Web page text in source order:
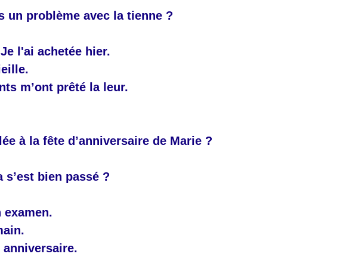
un problème avec la tienne ?
l'ai achetée hier.
m’ont prêté la leur.
à la fête d’anniversaire de Marie ?
s’est bien passé ?